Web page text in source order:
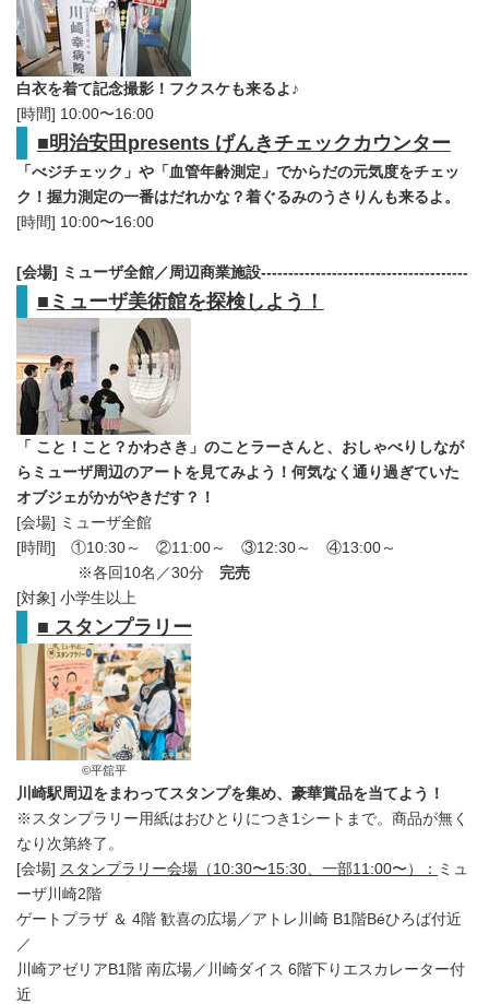
白衣を着て記念撮影！フクスケも来るよ♪
[時間] 10:00〜16:00
■明治安田 presents げんきチェックカウンター
「べジチェック」や「血管年齢測定」でからだの元気度をチェッ
ク！握力測定の一番はだれかな？着ぐるみのうさりんも来るよ。
[時間] 10:00〜16:00
[会場] ミューザ全館／周辺商業施設--------------------------------------
■ ミューザ美術館を探検しよう！
「 こと！こと？かわさき」のことラーさんと、おしゃべりしなが
らミューザ周辺のアートを見てみよう！何気なく通り過ぎていた
オブジェがかがやきだす？！
[会場] ミューザ全館
[時間] ①10:30～ ②11:00～ ③12:30～ ④13:00～
※各回10名／30分 完売
[対象] 小学生以上
■ スタンプラリー
©平舘平
川崎駅周辺をまわってスタンプを集め、豪華賞品を当てよう！
※スタンプラリー用紙はおひとりにつき1シートまで。商品が無く
なり次第終了。
[会場] スタンプラリー会場（ 10:30〜15:30 、一部11:00〜 ）： ミュ
ーザ川崎2階
ゲートプラザ ＆ 4階 歓喜の広場／アトレ川崎 B1階Béひろば付近
／
川崎アゼリアB1階 南広場／川崎ダイス 6階下りエスカレーター付
近
English